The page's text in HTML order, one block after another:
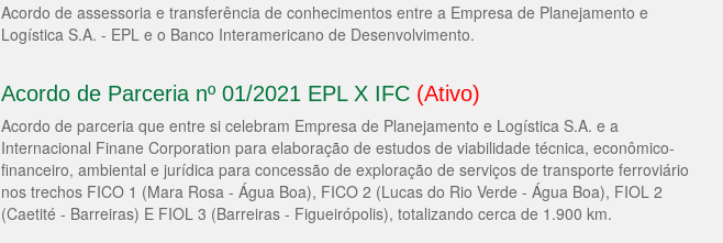
Acordo de assessoria e transferência de conhecimentos entre a Empresa de Planejamento e
Logística S.A. - EPL e o Banco Interamericano de Desenvolvimento.
Acordo de Parceria nº 01/2021 EPL X IFC (Ativo)
Acordo de parceria que entre si celebram Empresa de Planejamento e Logística S.A. e a
Internacional Finane Corporation para elaboração de estudos de viabilidade técnica, econômico-
financeiro, ambiental e jurídica para concessão de exploração de serviços de transporte ferroviário
nos trechos FICO 1 (Mara Rosa - Água Boa), FICO 2 (Lucas do Rio Verde - Água Boa), FIOL 2
(Caetité - Barreiras) E FIOL 3 (Barreiras - Figueirópolis), totalizando cerca de 1.900 km.